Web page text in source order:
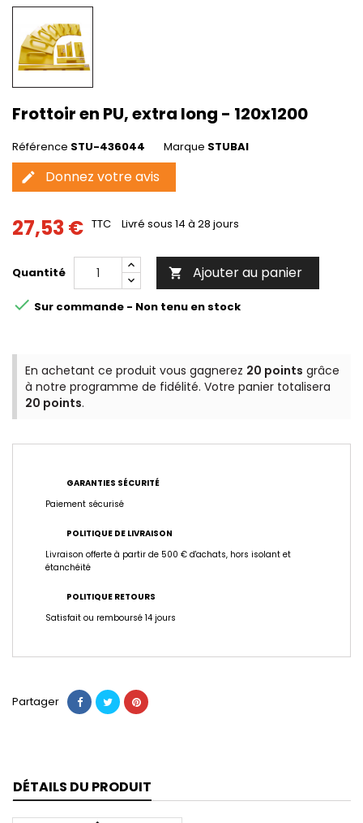
Frottoir en PU, extra long - 120x1200
Référence STU-436044 Marque STUBAI
edit Donnez votre avis
27,53 € TTC Livré sous 14 à 28 jours
Quantité  Ajouter au panier
 Sur commande - Non tenu en stock
En achetant ce produit vous gagnerez 20 points grâce
à notre programme de fidélité. Votre panier totalisera
20 points.
GARANTIES SÉCURITÉ
Paiement sécurisé
POLITIQUE DE LIVRAISON
Livraison offerte à partir de 500 € d'achats, hors isolant et
étanchéité
POLITIQUE RETOURS
Satisfait ou remboursé 14 jours
Partager
DÉTAILS DU PRODUIT